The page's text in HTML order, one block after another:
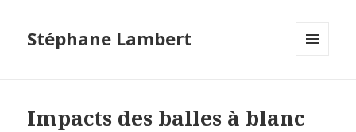
Stéphane Lambert
Impacts des balles à blanc